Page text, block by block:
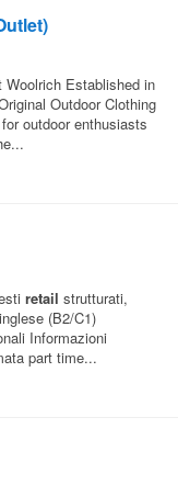
Woolrich Established in
Outdoor Clothing
outdoor enthusiasts
retail strutturati,
(B2/C1)
Informazioni
part time...